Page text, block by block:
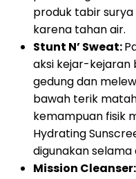
produk tabir
karena tahan air.
Stunt N’ Sweat:
aksi kejar-kejaran
gedung dan
bawah terik
kemampuan fisik
Hydrating
digunakan selama
Mission Cleanser: